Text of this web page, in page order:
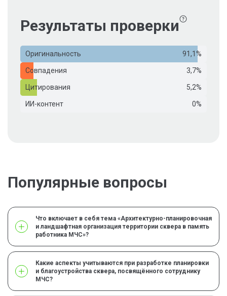
Результаты проверки
Оригинальность 91,1%
Совпадения 3,7%
Цитирования 5,2%
ИИ-контент 0%
Популярные вопросы
Что включает в себя тема «Архитектурно-планировочная
и ландшафтная организация территории сквера в память
работника МЧС»?
Какие аспекты учитываются при разработке планировки
и благоустройства сквера, посвящённого сотруднику
МЧС?